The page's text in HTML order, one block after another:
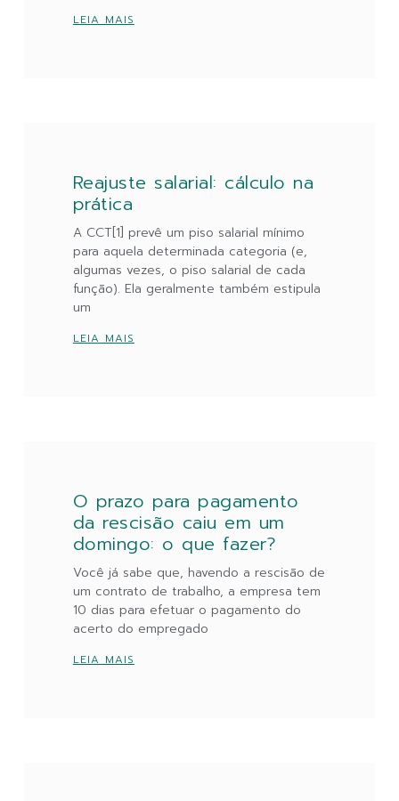
LEIA MAIS
Reajuste salarial: cálculo na
prática
A CCT[1] prevê um piso salarial mínimo
para aquela determinada categoria (e,
algumas vezes, o piso salarial de cada
função). Ela geralmente também estipula
um
LEIA MAIS
O prazo para pagamento
da rescisão caiu em um
domingo: o que fazer?
Você já sabe que, havendo a rescisão de
um contrato de trabalho, a empresa tem
10 dias para efetuar o pagamento do
acerto do empregado
LEIA MAIS